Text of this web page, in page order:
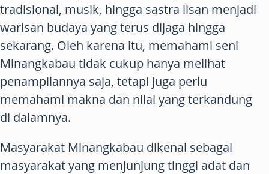
tradisional, musik, hingga sastra lisan menjadi
warisan budaya yang terus dijaga hingga
sekarang. Oleh karena itu, memahami seni
Minangkabau tidak cukup hanya melihat
penampilannya saja, tetapi juga perlu
memahami makna dan nilai yang terkandung
di dalamnya.
Masyarakat Minangkabau dikenal sebagai
masyarakat yang menjunjung tinggi adat dan